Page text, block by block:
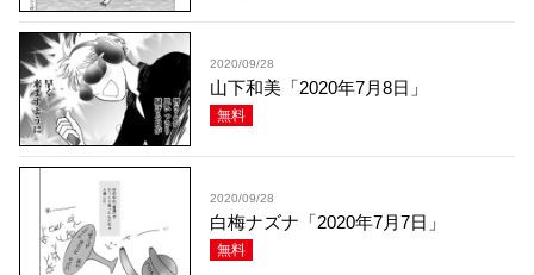
2020/09/28
山下和美「2020年7月8日」
無料
2020/09/28
白梅ナズナ「2020年7月7日」
無料